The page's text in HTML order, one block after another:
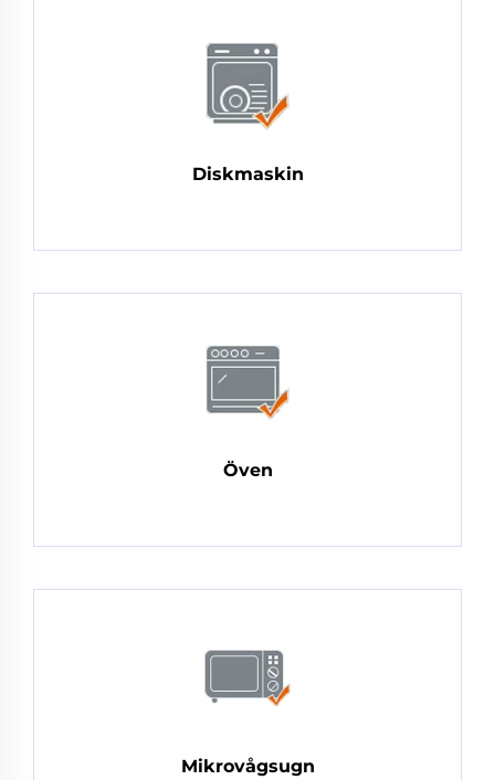
Diskmaskin
Öven
Mikrovågsugn